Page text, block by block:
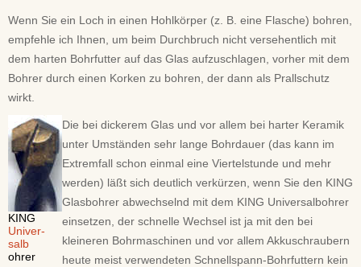
Wenn Sie ein Loch in einen Hohlkörper (z. B. eine Flasche) bohren,
empfehle ich Ihnen, um beim Durchbruch nicht versehentlich mit
dem harten Bohrfutter auf das Glas aufzuschlagen, vorher mit dem
Bohrer durch einen Korken zu bohren, der dann als Prallschutz
wirkt.
KING
Univer-
salb
ohrer
Die bei dickerem Glas und vor allem bei harter Keramik
unter Umständen sehr lange Bohrdauer (das kann im
Extremfall schon einmal eine Viertelstunde und mehr
werden) läßt sich deutlich verkürzen, wenn Sie den KING
Glasbohrer abwechselnd mit dem KING Universalbohrer
einsetzen, der schnelle Wechsel ist ja mit den bei
kleineren Bohrmaschinen und vor allem Akkuschraubern
heute meist verwendeten Schnellspann-Bohrfuttern kein